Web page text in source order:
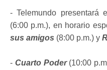
- Telemundo presentará
(6:00 p.m.), en horario
sus amigos (8:00 p.m.) y
- Cuarto Poder(10:00